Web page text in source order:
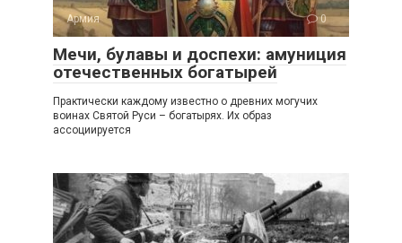
Армия 0
Мечи, булавы и доспехи: амуниция
отечественных богатырей
Практически каждому известно о древних могучих
воинах Святой Руси – богатырях. Их образ
ассоциируется